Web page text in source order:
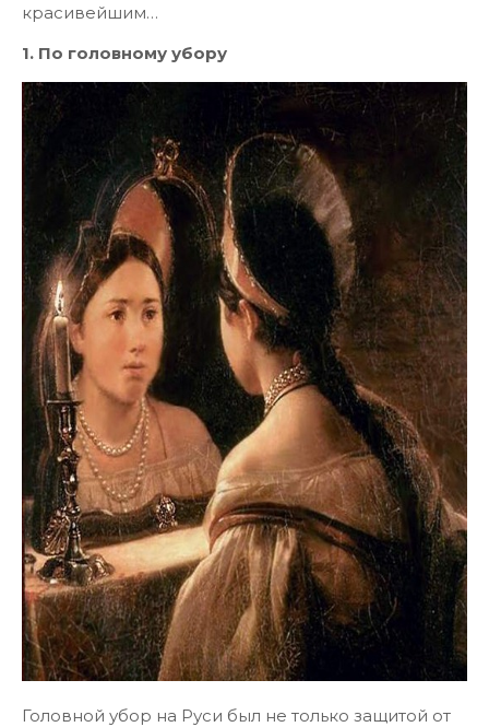
красивейшим…
1. По головному убору
Головной убор на Руси был не только защитой от